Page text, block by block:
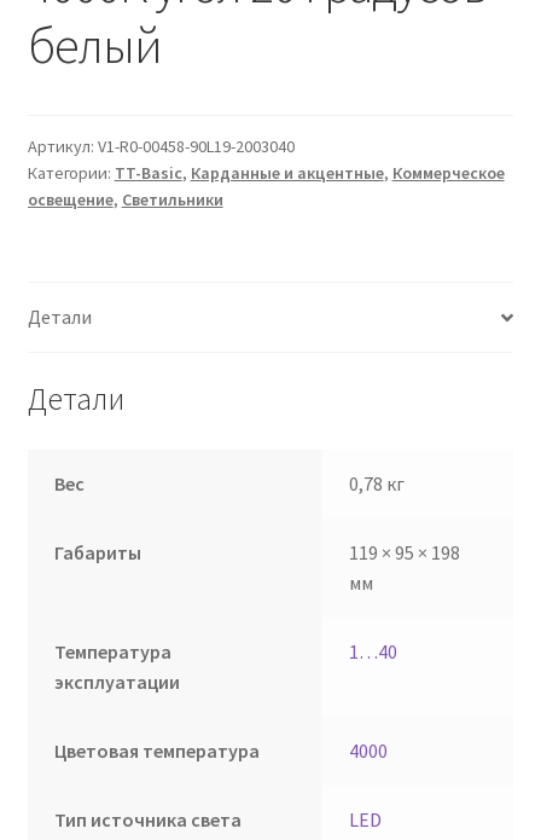
белый
Артикул: V1-R0-00458-90L19-2003040
Категории: TT-Basic, Карданные и акцентные, Коммерческое
освещение, Светильники
Детали
Детали
Вес 0,78 кг
Габариты
119 × 95 × 198
мм
Температура
эксплуатации
1…40
Цветовая температура 4000
Тип источника света LED